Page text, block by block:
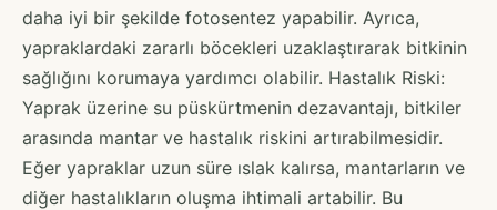
daha iyi bir şekilde fotosentez yapabilir. Ayrıca,
yapraklardaki zararlı böcekleri uzaklaştırarak bitkinin
sağlığını korumaya yardımcı olabilir. Hastalık Riski:
Yaprak üzerine su püskürtmenin dezavantajı, bitkiler
arasında mantar ve hastalık riskini artırabilmesidir.
Eğer yapraklar uzun süre ıslak kalırsa, mantarların ve
diğer hastalıkların oluşma ihtimali artabilir. Bu